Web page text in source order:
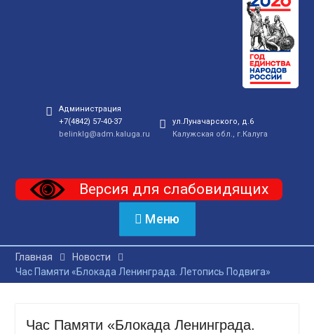
Администрация
+7(4842) 57-40-37
belinklg@adm.kaluga.ru
ул.Луначарского, д.6
Калужская обл., г.Калуга
Версия для слабовидящих
Меню
Главная
Новости
Час Памяти «Блокада Ленинграда. Летопись Подвига»
Час Памяти «Блокада Ленинграда.